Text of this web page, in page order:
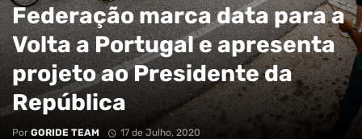
Federação marca data para a
Volta a Portugal e apresenta
projeto ao Presidente da
República
Por GORIDE TEAM 17 de Julho, 2020